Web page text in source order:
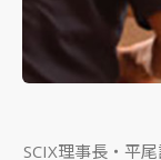
SCIX理事長・平